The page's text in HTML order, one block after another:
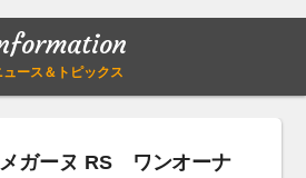
Company outline
ュース＆トピックス
ガーヌ RS ワンオーナ